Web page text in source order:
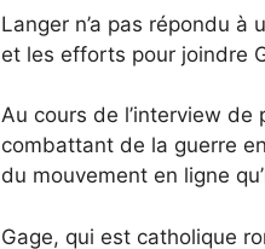
Langer n’a pas répondu
et les efforts pour joindre
Au cours de l’interview de
combattant de la guerre
du mouvement en ligne
Gage, qui est catholique